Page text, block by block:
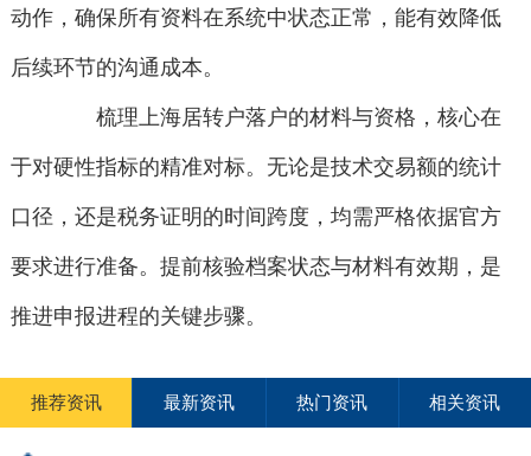
动作，确保所有资料在系统中状态正常，能有效降低
后续环节的沟通成本。
梳理上海居转户落户的材料与资格，核心在
于对硬性指标的精准对标。无论是技术交易额的统计
口径，还是税务证明的时间跨度，均需严格依据官方
要求进行准备。提前核验档案状态与材料有效期，是
推进申报进程的关键步骤。
推荐资讯 最新资讯 热门资讯 相关资讯